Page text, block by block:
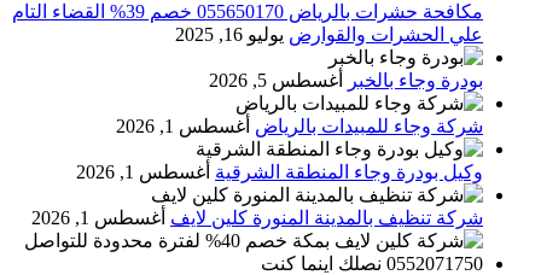
مكافحة حشرات بالرياض 055650170 خصم 39% القضاء التام
علي الحشرات والقوارض يوليو 16, 2025
بودرة وجاء بالخبر أغسطس 5, 2026
شركة وجاء للمبيدات بالرياض أغسطس 1, 2026
وكيل بودرة وجاء المنطقة الشرقية أغسطس 1, 2026
شركة تنظيف بالمدينة المنورة كلين لايف أغسطس 1, 2026